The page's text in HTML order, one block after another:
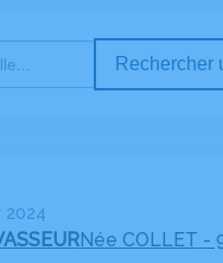
Rechercher
2024
Née COLLET -